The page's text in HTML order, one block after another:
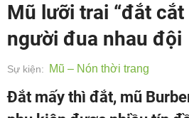
Mũ lưỡi trai “đắt cắt
người đua nhau đội
Sự kiện: Mũ – Nón thời trang
Đắt mấy thì đắt, mũ